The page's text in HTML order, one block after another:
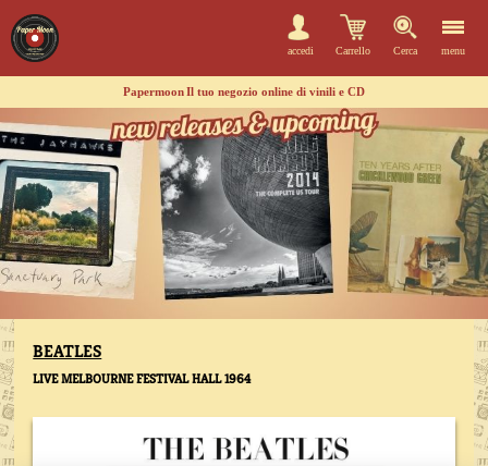
accedi Carrello Cerca menu
PapermoonIl tuo negozio online di vinili e CD
BEATLES
LIVE MELBOURNE FESTIVAL HALL 1964